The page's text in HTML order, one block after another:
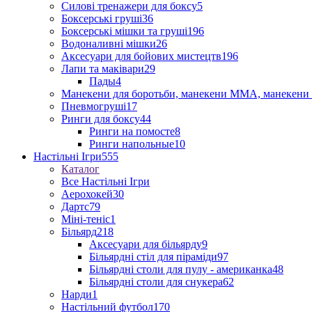
Силові тренажери для боксу5
Боксерські груші36
Боксерські мішки та груші196
Водоналивні мішки26
Аксесуари для бойових мистецтв196
Лапи та маківари29
Пады4
Манекени для боротьби, манекени ММА, манекени
Пневмогруші17
Ринги для боксу44
Ринги на помосте8
Ринги напольные10
Настільні Ігри555
Каталог
Все Настільні Ігри
Аерохокей30
Дартс79
Міні-теніс1
Більярд218
Аксесуари для більярду9
Більярдні стіл для піраміди97
Більярдні столи для пулу - американка48
Більярдні столи для снукера62
Нарди1
Настільний футбол170